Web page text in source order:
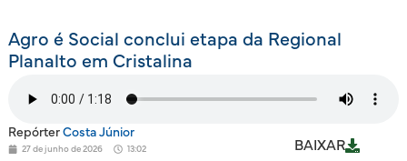
Agro é Social conclui etapa da Regional
Planalto em Cristalina
Repórter Costa Júnior
27 de junho de 2026 13:02 BAIXAR